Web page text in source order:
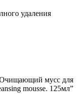
удаления
мусс для
mousse. 125мл”